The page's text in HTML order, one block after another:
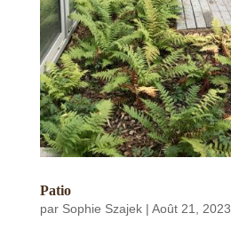
Patio
par Sophie Szajek| Août 21, 2023